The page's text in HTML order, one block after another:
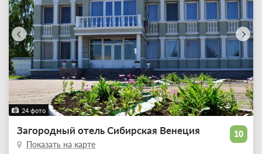
24 фото
10
Загородный отель Сибирская Венеция
Показать на карте